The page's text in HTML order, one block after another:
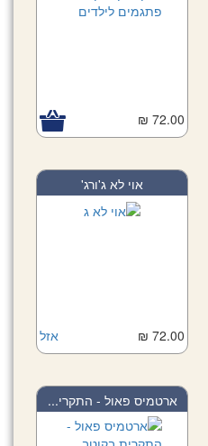
72.00 ₪
אוי לא ג'ורג'
אזל 72.00 ₪
ארטמיס פאול - התקרי...